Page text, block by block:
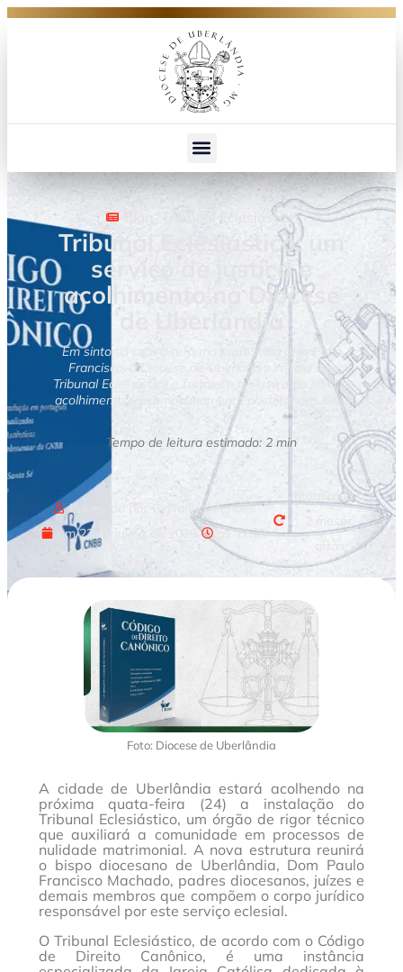
, Tribunal Eclesiástico
Tribunal Eclesiástico: um
serviço de justiça e
acolhimento na Diocese
de Uberlândia
Em sintonia com a reforma promovida pelo Papa
Francisco, a Diocese de Uberlândia instala seu
Tribunal Eclesiástico e fortalece o serviço de justiça,
acolhimento e acompanhamento pastoral aos fiéis.
Tempo de leitura estimado: 2 min
Publicado por
Giovanna Mendes
em 22 de junho de 2026 às 17:38
atualizado a
Foto: Diocese de Uberlândia
A cidade de Uberlândia estará acolhendo na
próxima quata-feira (24) a instalação do
Tribunal Eclesiástico, um órgão de rigor técnico
que auxiliará a comunidade em processos de
nulidade matrimonial. A nova estrutura reunirá
o bispo diocesano de Uberlândia, Dom Paulo
Francisco Machado, padres diocesanos, juízes e
demais membros que compõem o corpo jurídico
responsável por este serviço eclesial.
O Tribunal Eclesiástico, de acordo com o Código
de Direito Canônico, é uma instância